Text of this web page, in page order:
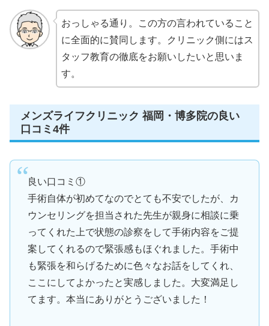
おっしゃる通り。この方の言われていること
に全面的に賛同します。クリニック側にはス
タッフ教育の徹底をお願いしたいと思いま
す。
メンズライフクリニック 福岡・博多院の良い
口コミ4件
良い口コミ①
手術自体が初めてなのでとても不安でしたが、カ
ウンセリングを担当された先生が親身に相談に乗
ってくれた上で状態の診察をして手術内容をご提
案してくれるので緊張感もほぐれました。手術中
も緊張を和らげるために色々なお話をしてくれ、
ここにしてよかったと実感しました。大変満足し
てます。本当にありがとうございました！